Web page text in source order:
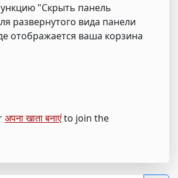
"Скрыть панель
развернутого вида панели
отображается ваша корзина
अपना खाता बनाएंto join the